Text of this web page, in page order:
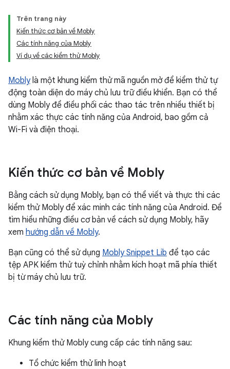
Trên trang này
Kiến thức cơ bản về Mobly
Các tính năng của Mobly
Ví dụ về các kiểm thử Mobly
Moblylà một khung kiểm thử mã nguồn mở để kiểm thử tự
động toàn diện do máy chủ lưu trữ điều khiển. Bạn có thể
dùng Mobly để điều phối các thao tác trên nhiều thiết bị
nhằm xác thực các tính năng của Android, bao gồm cả
Wi-Fi và điện thoại.
Kiến thức cơ bản về Mobly
Bằng cách sử dụng Mobly, bạn có thể viết và thực thi các
kiểm thử Mobly để xác minh các tính năng của Android. Để
tìm hiểu những điều cơ bản về cách sử dụng Mobly, hãy
xem hướng dẫn về Mobly.
Bạn cũng có thể sử dụng Mobly Snippet Lib để tạo các
tệp APK kiểm thử tuỳ chỉnh nhằm kích hoạt mã phía thiết
bị từ máy chủ lưu trữ.
Các tính năng của Mobly
Khung kiểm thử Mobly cung cấp các tính năng sau:
Tổ chức kiểm thử linh hoạt